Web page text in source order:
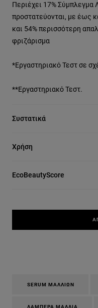
Περιέχει 17% Σύμπλεγμα
προστατεύονται, με έως
και 54% περισσότερη
φριζάρισμα
*Εργαστηριακό Τεστ σε
**Εργαστηριακό Τεστ.
Συστατικά
Χρήση
EcoBeautyScore
SERUM ΜΑΛΛΙΏΝ
ΛΑΜΠΕΡΆ ΜΑΛΛΙΆ